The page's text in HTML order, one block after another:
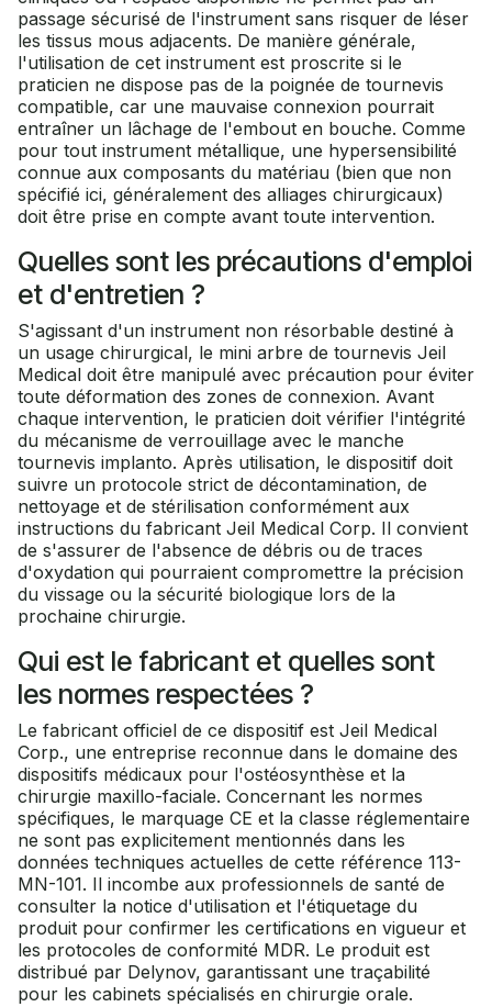
passage sécurisé de l'instrument sans risquer de léser
les tissus mous adjacents. De manière générale,
l'utilisation de cet instrument est proscrite si le
praticien ne dispose pas de la poignée de tournevis
compatible, car une mauvaise connexion pourrait
entraîner un lâchage de l'embout en bouche. Comme
pour tout instrument métallique, une hypersensibilité
connue aux composants du matériau (bien que non
spécifié ici, généralement des alliages chirurgicaux)
doit être prise en compte avant toute intervention.
Quelles sont les précautions d'emploi
et d'entretien ?
S'agissant d'un instrument non résorbable destiné à
un usage chirurgical, le mini arbre de tournevis Jeil
Medical doit être manipulé avec précaution pour éviter
toute déformation des zones de connexion. Avant
chaque intervention, le praticien doit vérifier l'intégrité
du mécanisme de verrouillage avec le manche
tournevis implanto. Après utilisation, le dispositif doit
suivre un protocole strict de décontamination, de
nettoyage et de stérilisation conformément aux
instructions du fabricant Jeil Medical Corp. Il convient
de s'assurer de l'absence de débris ou de traces
d'oxydation qui pourraient compromettre la précision
du vissage ou la sécurité biologique lors de la
prochaine chirurgie.
Qui est le fabricant et quelles sont
les normes respectées ?
Le fabricant officiel de ce dispositif est Jeil Medical
Corp., une entreprise reconnue dans le domaine des
dispositifs médicaux pour l'ostéosynthèse et la
chirurgie maxillo-faciale. Concernant les normes
spécifiques, le marquage CE et la classe réglementaire
ne sont pas explicitement mentionnés dans les
données techniques actuelles de cette référence 113-
MN-101. Il incombe aux professionnels de santé de
consulter la notice d'utilisation et l'étiquetage du
produit pour confirmer les certifications en vigueur et
les protocoles de conformité MDR. Le produit est
distribué par Delynov, garantissant une traçabilité
pour les cabinets spécialisés en chirurgie orale.